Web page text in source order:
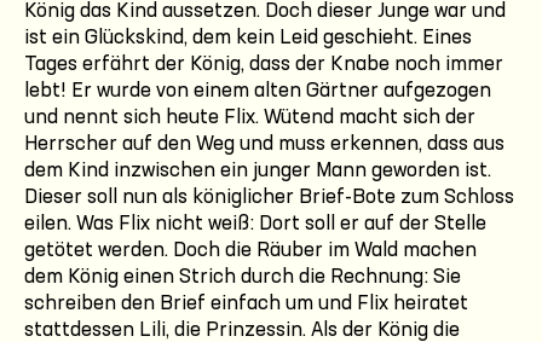
König das Kind aussetzen. Doch dieser Junge war und
ist ein Glückskind, dem kein Leid geschieht. Eines
Tages erfährt der König, dass der Knabe noch immer
lebt! Er wurde von einem alten Gärtner aufgezogen
und nennt sich heute Flix. Wütend macht sich der
Herrscher auf den Weg und muss erkennen, dass aus
dem Kind inzwischen ein junger Mann geworden ist.
Dieser soll nun als königlicher Brief-Bote zum Schloss
eilen. Was Flix nicht weiß: Dort soll er auf der Stelle
getötet werden. Doch die Räuber im Wald machen
dem König einen Strich durch die Rechnung: Sie
schreiben den Brief einfach um und Flix heiratet
stattdessen Lili, die Prinzessin. Als der König die